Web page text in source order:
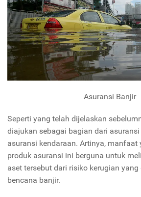
Asuransi Banjir
Seperti yang telah dijelaskan
diajukan sebagai bagian dari
asuransi kendaraan. Artinya, manfaat
produk asuransi ini berguna untuk
aset tersebut dari risiko kerugian
bencana banjir.